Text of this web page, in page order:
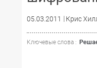
05.03.2011 Крис
Ключевые слова :